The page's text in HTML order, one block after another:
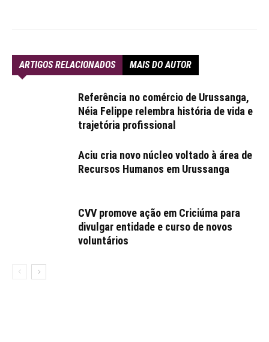
ARTIGOS RELACIONADOS MAIS DO AUTOR
Referência no comércio de Urussanga,
Néia Felippe relembra história de vida e
trajetória profissional
Aciu cria novo núcleo voltado à área de
Recursos Humanos em Urussanga
CVV promove ação em Criciúma para
divulgar entidade e curso de novos
voluntários